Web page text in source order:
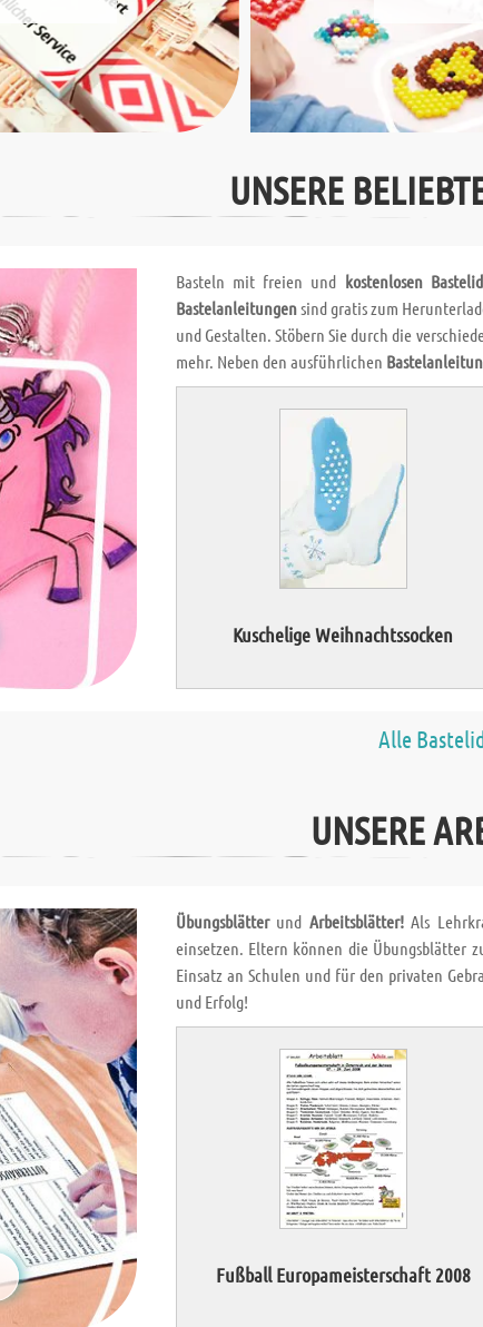
UNSERE
Basteln mit freien und kostenlosen
Bastelanleitungensind gratis zum
und Gestalten. Stöbern Sie durch die
mehr. Neben den ausführlichen
Kuschelige Weihnachtssocken
Alle
UNSERE
Übungsblätter und Arbeitsblätter!Als
einsetzen. Eltern können die Übungsblätter
Einsatz an Schulen und für den privaten
und Erfolg!
Fußball Europameisterschaft 2008